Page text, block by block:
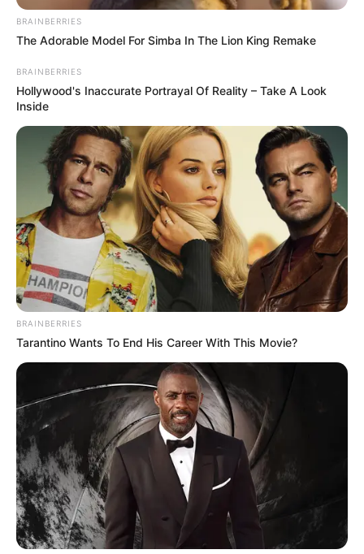
BRAINBERRIES
The Adorable Model For Simba In The Lion King Remake
BRAINBERRIES
Hollywood's Inaccurate Portrayal Of Reality – Take A Look
Inside
BRAINBERRIES
Tarantino Wants To End His Career With This Movie?